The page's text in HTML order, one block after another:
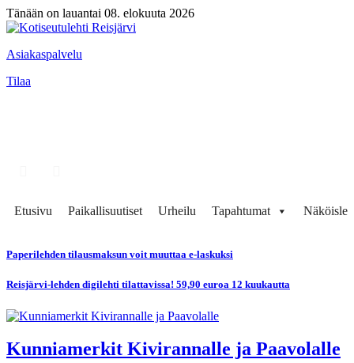
Tänään on lauantai 08. elokuuta 2026
Asiakaspalvelu
Tilaa
Etusivu Paikallisuutiset Urheilu Tapahtumat
Paperilehden tilausmaksun voit muuttaa e-laskuksi
Reisjärvi-lehden digilehti tilattavissa! 59,90 euroa 12 kuukautta
Kunniamerkit Kivirannalle ja Paavolalle